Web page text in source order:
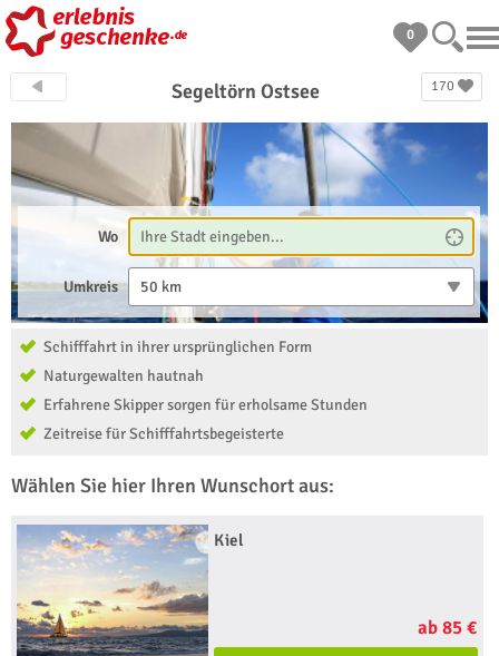
0
170
Segeltörn Ostsee
Wo
Umkreis 50 km
Schifffahrt in ihrer ursprünglichen Form
Naturgewalten hautnah
Erfahrene Skipper sorgen für erholsame Stunden
Zeitreise für Schifffahrtsbegeisterte
Wählen Sie hier Ihren Wunschort aus:
Kiel
ab 85 €